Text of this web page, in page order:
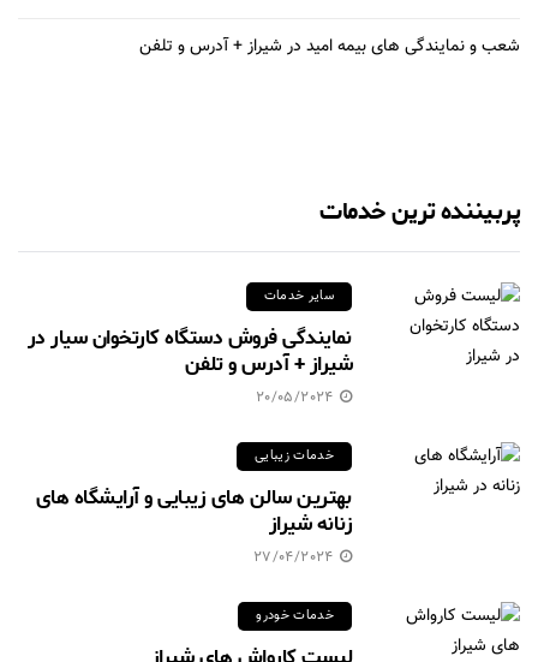
شعب و نمایندگی های بیمه امید در شیراز + آدرس و تلفن
پربیننده ترین خدمات
سایر خدمات
نمایندگی فروش دستگاه کارتخوان سیار در
شیراز + آدرس و تلفن
20/05/2024
خدمات زیبایی
بهترین سالن های زیبایی و آرایشگاه های
زنانه شیراز
27/04/2024
خدمات خودرو